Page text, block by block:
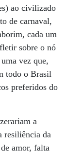
ao civilizado
de carnaval,
cada um
sobre o nó
vez que,
todo o Brasil
preferidos do
a
resiliência da
amor, falta